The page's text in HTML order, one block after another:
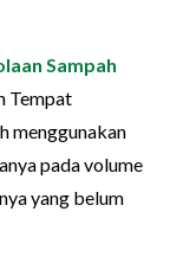
Sampah
Tempat
menggunakan
pada volume
yang belum